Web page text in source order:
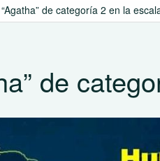
de categoría 2 en la
de